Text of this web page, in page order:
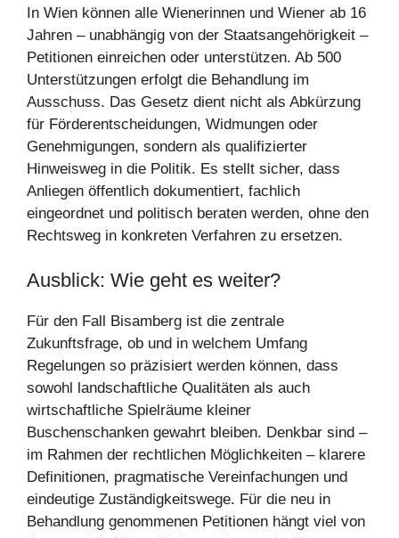
In Wien können alle Wienerinnen und Wiener ab 16
Jahren – unabhängig von der Staatsangehörigkeit –
Petitionen einreichen oder unterstützen. Ab 500
Unterstützungen erfolgt die Behandlung im
Ausschuss. Das Gesetz dient nicht als Abkürzung
für Förderentscheidungen, Widmungen oder
Genehmigungen, sondern als qualifizierter
Hinweisweg in die Politik. Es stellt sicher, dass
Anliegen öffentlich dokumentiert, fachlich
eingeordnet und politisch beraten werden, ohne den
Rechtsweg in konkreten Verfahren zu ersetzen.
Ausblick: Wie geht es weiter?
Für den Fall Bisamberg ist die zentrale
Zukunftsfrage, ob und in welchem Umfang
Regelungen so präzisiert werden können, dass
sowohl landschaftliche Qualitäten als auch
wirtschaftliche Spielräume kleiner
Buschenschanken gewahrt bleiben. Denkbar sind –
im Rahmen der rechtlichen Möglichkeiten – klarere
Definitionen, pragmatische Vereinfachungen und
eindeutige Zuständigkeitswege. Für die neu in
Behandlung genommenen Petitionen hängt viel von